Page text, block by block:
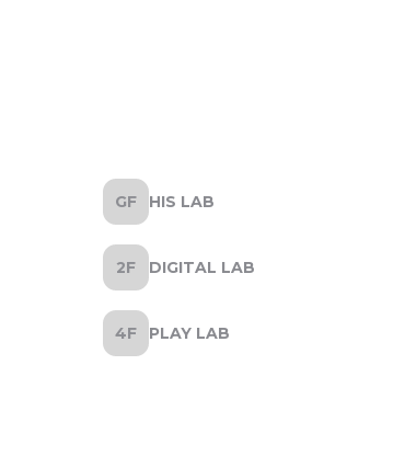
HIS LAB
DIGITAL LAB
PLAY LAB